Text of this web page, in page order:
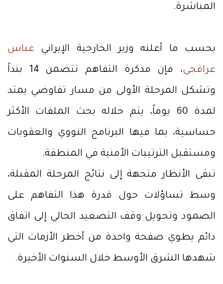
المباشرة.
بحسب ما أعلنه وزير الخارجية الإيراني عباس
عراقجي
، فإن مذكرة التفاهم تتضمن 14 بنداً
وتشكل المرحلة الأولى من مسار تفاوضي يمتد
لمدة 60 يوماً، يتم خلاله بحث الملفات الأكثر
حساسية، بما فيها البرنامج النووي والعقوبات
ومستقبل الترتيبات الأمنية في المنطقة.
تبقى الأنظار متجهة إلى نتائج المرحلة المقبلة،
وسط تساؤلات حول قدرة هذا التفاهم على
الصمود وتحويل وقف التصعيد الحالي إلى اتفاق
دائم يطوي صفحة واحدة من أخطر الأزمات التي
شهدها الشرق الأوسط خلال السنوات الأخيرة.